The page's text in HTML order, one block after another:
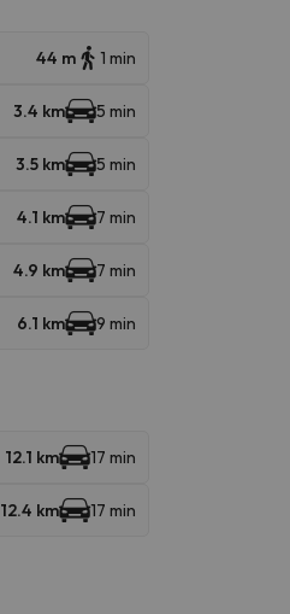
44 m 1 min
3.4 km 5 min
3.5 km 5 min
4.1 km 7 min
4.9 km 7 min
6.1 km 9 min
12.1 km 17 min
12.4 km 17 min